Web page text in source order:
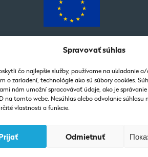
Spravovať súhlas
čo najlepšie služby, používame na ukladanie
o zariadení, technológie ako sú súbory cookies.
nám umožní spracovávať údaje, ako je
na tomto webe. Nesúhlas alebo odvolanie súhlasu
vlastnosti a funkcie.
Odmietnuť